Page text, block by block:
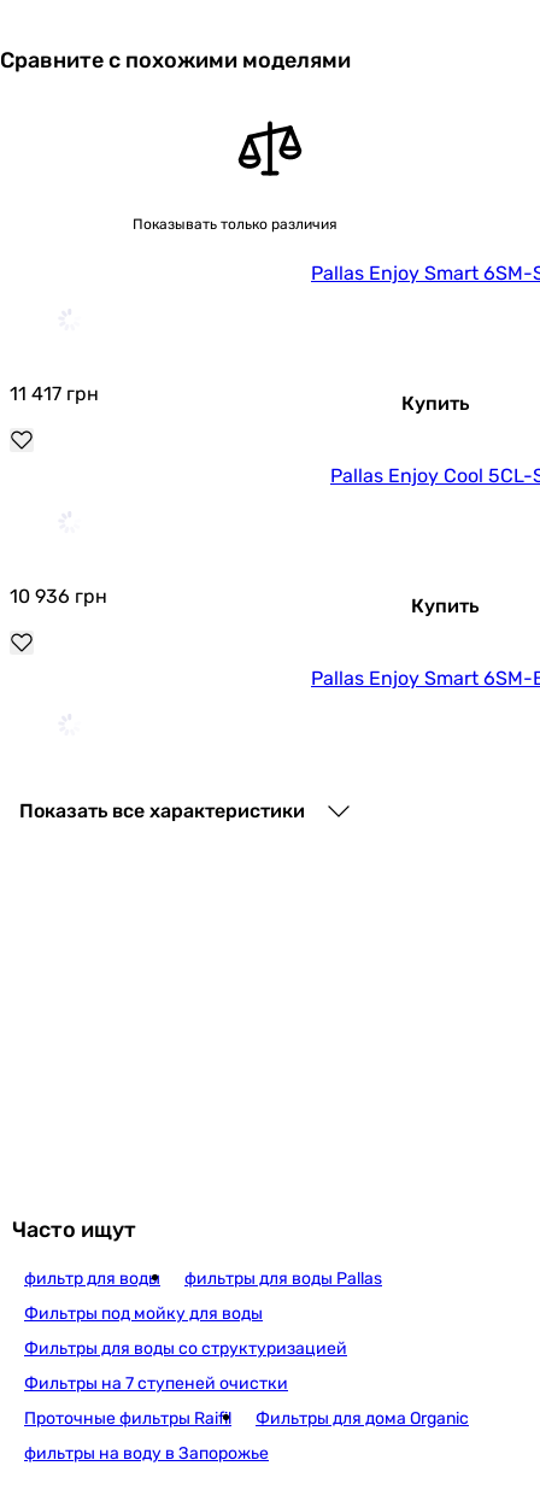
Сравните с похожими моделями
Показывать только различия
Pallas Enjoy Smart 6SM-
11 417 грн Купить
Pallas Enjoy Cool 5CL-
10 936 грн Купить
Pallas Enjoy Smart 6SM-
13 665
6 900 Купить
Показать все характеристики
Часто ищут
фильтр для воды
фильтры для воды Pallas
Фильтры под мойку для воды
Фильтры для воды со структуризацией
Фильтры на 7 ступеней очистки
Проточные фильтры Raifil
Фильтры для дома Organic
фильтры на воду в Запорожье